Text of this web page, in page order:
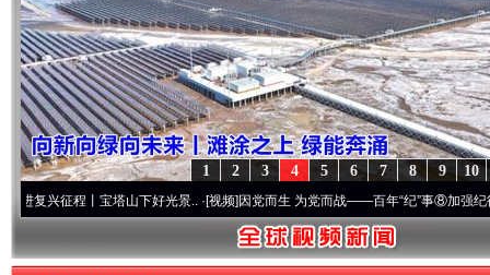
10
9
8
7
6
5
4
3
2
1
丨宝塔山下好光景..·[视频]因党而生 为党而战——百年“纪”事⑧加强纪律..·[视频]牢